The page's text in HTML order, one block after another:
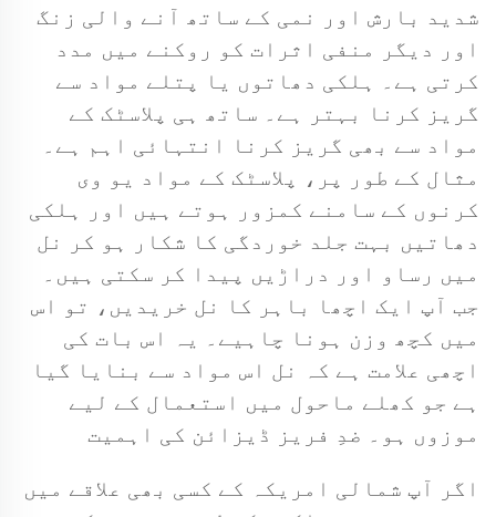
شدید بارش اور نمی کے ساتھ آنے والی زنگ
اور دیگر منفی اثرات کو روکنے میں مدد
کرتی ہے۔ ہلکی دھاتوں یا پتلے مواد سے
گریز کرنا بہتر ہے۔ ساتھ ہی پلاسٹک کے
مواد سے بھی گریز کرنا انتہائی اہم ہے۔
مثال کے طور پر، پلاسٹک کے مواد یو وی
کرنوں کے سامنے کمزور ہوتے ہیں اور ہلکی
دھاتیں بہت جلد خوردگی کا شکار ہو کر نل
میں رساو اور دراڑیں پیدا کر سکتی ہیں۔
جب آپ ایک اچھا باہر کا نل خریدیں، تو اس
میں کچھ وزن ہونا چاہیے۔ یہ اس بات کی
اچھی علامت ہے کہ نل اس مواد سے بنایا گیا
ہے جو کھلے ماحول میں استعمال کے لیے
موزوں ہو۔ ضدِ فریز ڈیزائن کی اہمیت
اگر آپ شمالی امریکہ کے کسی بھی علاقے میں